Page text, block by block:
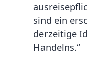
sind ein
derzeitige
Handelns.“